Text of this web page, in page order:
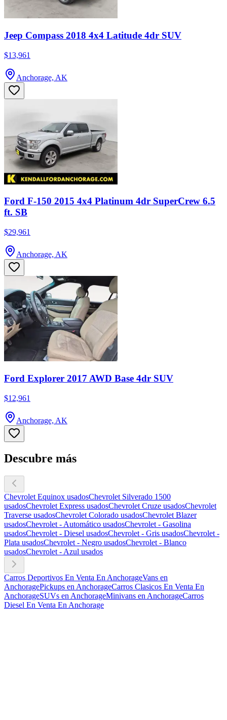
Jeep Compass 2018 4x4 Latitude 4dr SUV
$13,961
Anchorage, AK
Ford F-150 2015 4x4 Platinum 4dr SuperCrew 6.5
ft. SB
$29,961
Anchorage, AK
Ford Explorer 2017 AWD Base 4dr SUV
$12,961
Anchorage, AK
Descubre más
Chevrolet Equinox usadosChevrolet Silverado 1500
usadosChevrolet Express usadosChevrolet Cruze usadosChevrolet
Traverse usadosChevrolet Colorado usadosChevrolet Blazer
usadosChevrolet - Automático usadosChevrolet - Gasolina
usadosChevrolet - Diesel usadosChevrolet - Gris usadosChevrolet -
Plata usadosChevrolet - Negro usadosChevrolet - Blanco
usadosChevrolet - Azul usados
Carros Deportivos En Venta En AnchorageVans en
AnchoragePickups en AnchorageCarros Clasicos En Venta En
AnchorageSUVs en AnchorageMinivans en AnchorageCarros
Diesel En Venta En Anchorage